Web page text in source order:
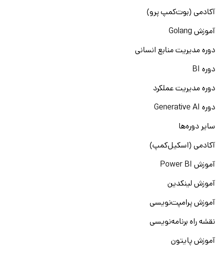
آکادمی (بوت‌کمپ پرو)
آموزش Golang
دوره مدیریت منابع انسانی
دوره BI
دوره مدیریت عملکرد
دوره Generative AI
سایر دوره‌ها
آکادمی (اسکیل‌کمپ)
آموزش Power BI
آموزش لینکدین
آموزش پرامپت‌نویسی
نقشه راه برنامه‌نویسی
آموزش پایتون